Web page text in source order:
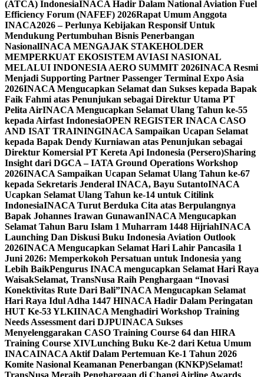
(ATCA) IndonesiaINACA Hadir Dalam National Aviation Fuel
Efficiency Forum (NAFEF) 2026Rapat Umum Anggota
INACA2026 – Perlunya Kebijakan Responsif Untuk
Mendukung Pertumbuhan Bisnis Penerbangan
NasionalINACA MENGAJAK STAKEHOLDER
MEMPERKUAT EKOSISTEM AVIASI NASIONAL
MELALUI INDONESIA AERO SUMMIT 2026INACA Resmi
Menjadi Supporting Partner Passenger Terminal Expo Asia
2026INACA Mengucapkan Selamat dan Sukses kepada Bapak
Faik Fahmi atas Penunjukan sebagai Direktur Utama PT
Pelita AirINACA Mengucapkan Selamat Ulang Tahun ke-55
kepada Airfast IndonesiaOPEN REGISTER INACA CASO
AND ISAT TRAININGINACA Sampaikan Ucapan Selamat
kepada Bapak Dendy Kurniawan atas Penunjukan sebagai
Direktur Komersial PT Kereta Api Indonesia (Persero)Sharing
Insight dari DGCA – IATA Ground Operations Workshop
2026INACA Sampaikan Ucapan Selamat Ulang Tahun ke-67
kepada Sekretaris Jenderal INACA, Bayu SutantoINACA
Ucapkan Selamat Ulang Tahun ke-14 untuk Citilink
IndonesiaINACA Turut Berduka Cita atas Berpulangnya
Bapak Johannes Irawan GunawanINACA Mengucapkan
Selamat Tahun Baru Islam 1 Muharram 1448 HijriahINACA
Launching Dan Diskusi Buku Indonesia Aviation Outlook
2026INACA Mengucapkan Selamat Hari Lahir Pancasila 1
Juni 2026: Memperkokoh Persatuan untuk Indonesia yang
Lebih BaikPengurus INACA mengucapkan Selamat Hari Raya
WaisakSelamat, TransNusa Raih Penghargaan “Inovasi
Konektivitas Rute Dari Bali”INACA Mengucapkan Selamat
Hari Raya Idul Adha 1447 HINACA Hadir Dalam Peringatan
HUT Ke-53 YLKIINACA Menghadiri Workshop Training
Needs Assessment dari DJPUINACA Sukses
Menyelenggarakan CASO Training Course 64 dan HIRA
Training Course XIVLunching Buku Ke-2 dari Ketua Umum
INACAINACA Aktif Dalam Pertemuan Ke-1 Tahun 2026
Komite Nasional Keamanan Penerbangan (KNKP)Selamat!
TransNusa Meraih Penghargaan di Changi Airline Awards